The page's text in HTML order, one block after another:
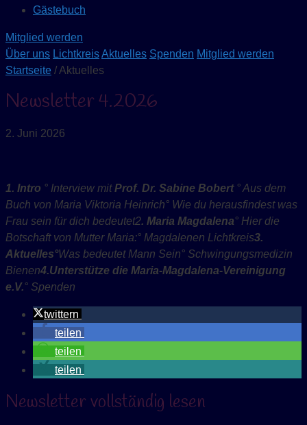
Gästebuch
Mitglied werden
Über uns LichtkreisAktuelles Spenden Mitglied werden
Startseite / Aktuelles
Newsletter 4.2026
2. Juni 2026
1. Intro ° Interview mit Prof. Dr. Sabine Bobert ° Aus dem
Buch von Maria Viktoria Heinrich° Wie du herausfindest was
Frau sein für dich bedeutet2. Maria Magdalena° Hier die
Botschaft von Mutter Maria:° Magdalenen Lichtkreis3.
Aktuelles°Was bedeutet Mann Sein° Schwingungsmedizin
Bienen4.Unterstütze die Maria-Magdalena-Vereinigung
e.V.° Spenden
twittern
teilen
teilen
teilen
Newsletter vollständig lesen